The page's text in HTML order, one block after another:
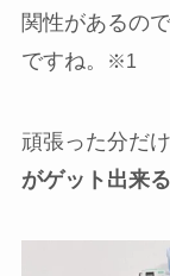
関性があるので
ですね。
※1
頑張った分だ
がゲット出来る